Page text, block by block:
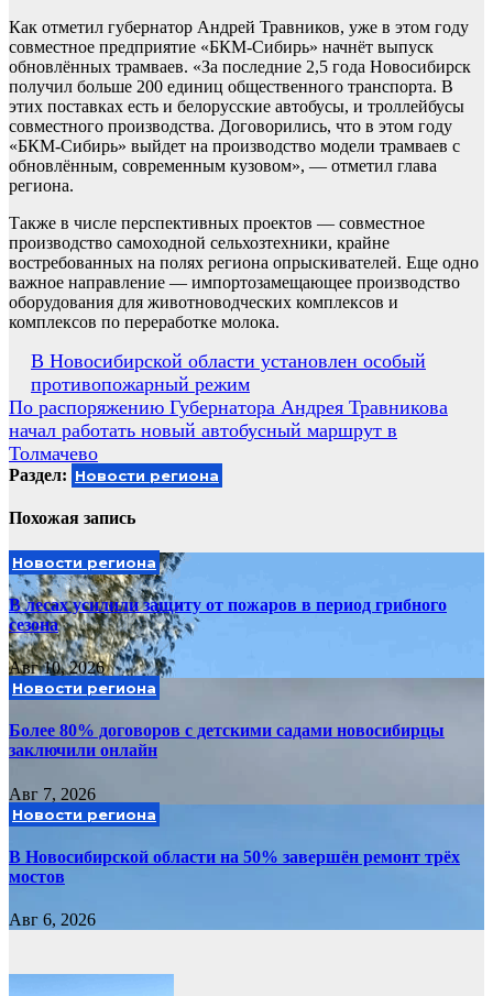
Как отметил губернатор Андрей Травников, уже в этом году
совместное предприятие «БКМ-Сибирь» начнёт выпуск
обновлённых трамваев. «За последние 2,5 года Новосибирск
получил больше 200 единиц общественного транспорта. В
этих поставках есть и белорусские автобусы, и троллейбусы
совместного производства. Договорились, что в этом году
«БКМ-Сибирь» выйдет на производство модели трамваев с
обновлённым, современным кузовом», — отметил глава
региона.
Также в числе перспективных проектов — совместное
производство самоходной сельхозтехники, крайне
востребованных на полях региона опрыскивателей. Еще одно
важное направление — импортозамещающее производство
оборудования для животноводческих комплексов и
комплексов по переработке молока.
Навигация
по
записям
В Новосибирской области установлен особый
противопожарный режим
По распоряжению Губернатора Андрея Травникова
начал работать новый автобусный маршрут в
Толмачево
Раздел: Новости региона
Похожая запись
Новости региона
В лесах усилили защиту от пожаров в период грибного
сезона
Авг 10, 2026
Новости региона
Более 80% договоров с детскими садами новосибирцы
заключили онлайн
Авг 7, 2026
Новости региона
В Новосибирской области на 50% завершён ремонт трёх
мостов
Авг 6, 2026